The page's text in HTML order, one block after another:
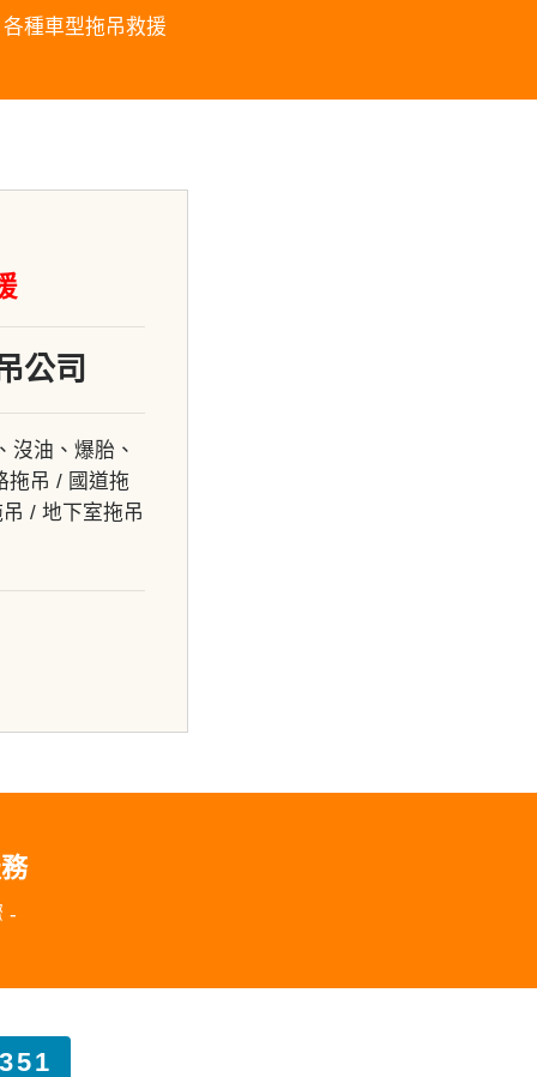
種車型拖吊救援
公司
沒油、爆胎、
拖吊 / 國道拖
/ 地下室拖吊
-